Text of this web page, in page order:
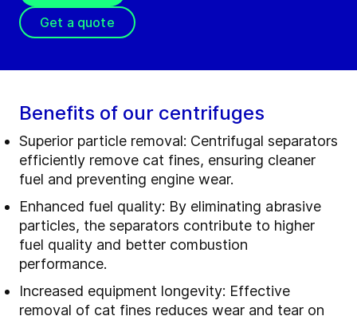
Get a quote
Benefits of our centrifuges
Superior particle removal: Centrifugal separators
efficiently remove cat fines, ensuring cleaner
fuel and preventing engine wear.
Enhanced fuel quality: By eliminating abrasive
particles, the separators contribute to higher
fuel quality and better combustion
performance.
Increased equipment longevity: Effective
removal of cat fines reduces wear and tear on